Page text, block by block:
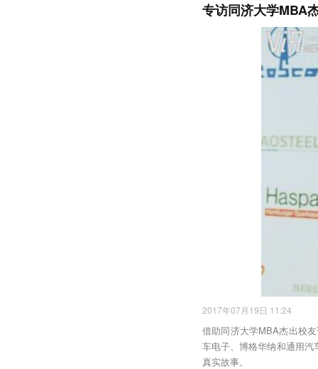
专访同济大学MBA
2017年07月19日 11:24
借助同济大学MBA杰出校
车电子、博格华纳和通用
真实故事。